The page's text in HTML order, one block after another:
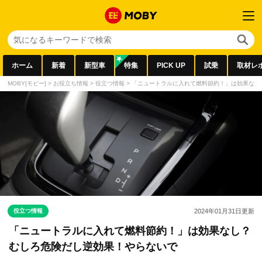
ホーム 新着 新型車 特集 PICK UP 試乗 取材レ
MOBY[モビー] > お役立ち情報 > 役立つ情報 > 「ニュートラルに入れて燃料節約！」は効果な
役立つ情報 2024年01月31日更新
「ニュートラルに入れて燃料節約！」は効果なし？
むしろ危険だし逆効果！やらないで